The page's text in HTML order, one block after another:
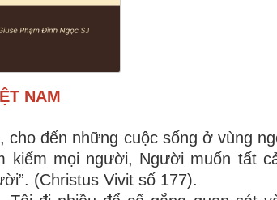
NAM
đến những cuộc sống ở vùng
mọi người, Người muốn tất
(Christus Vivit số 177).